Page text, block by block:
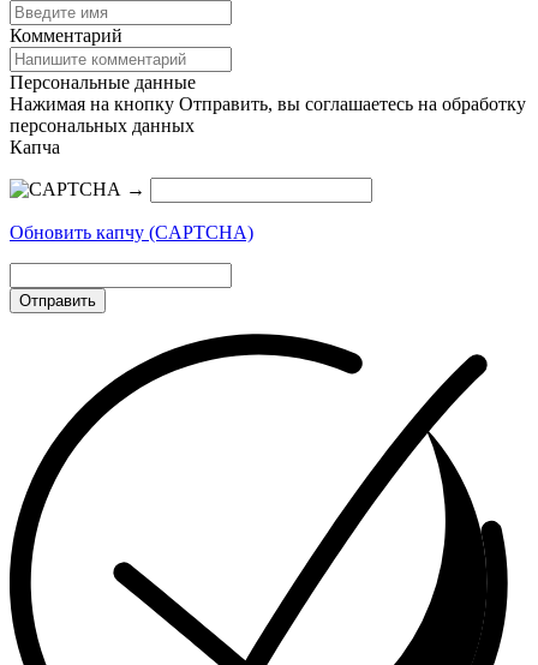
Комментарий
Персональные данные
Нажимая на кнопку Отправить, вы соглашаетесь на обработку
персональных данных
Капча
→
Обновить капчу (CAPTCHA)
Отправить